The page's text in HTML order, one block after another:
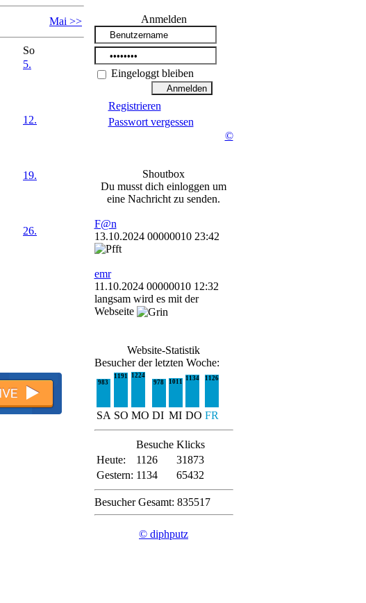
Mai >>
So
5.
12.
19.
26.
Anmelden
Eingeloggt bleiben
Registrieren
Passwort vergessen
©
Shoutbox
Du musst dich einloggen um
eine Nachricht zu senden.
F@n
13.10.2024 00000010 23:42
emr
11.10.2024 00000010 12:32
langsam wird es mit der
Webseite
Website-Statistik
Besucher der letzten Woche:
983
1191
1224
978
1011 1134 1126
SA SO MO DI MI DO FR
Besuche Klicks
Heute:
1126
31873
Gestern: 1134 65432
Besucher Gesamt: 835517
© diphputz